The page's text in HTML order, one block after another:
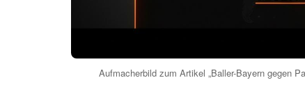
Aufmacherbild zum Artikel „Baller-Bayern gegen